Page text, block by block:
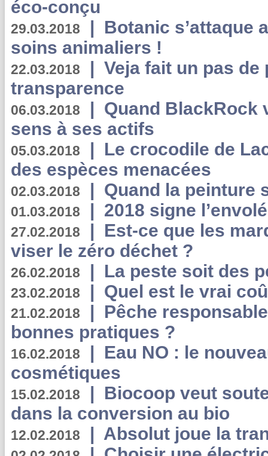
éco-conçu
29.03.2018 | Botanic s’attaque
soins animaliers !
22.03.2018 | Veja fait un pas de
transparence
06.03.2018 | Quand BlackRock
sens à ses actifs
05.03.2018 | Le crocodile de
des espèces menacées
02.03.2018 | Quand la peinture
01.03.2018 | 2018 signe
27.02.2018 | Est-ce que les
viser le zéro déchet ?
26.02.2018 | La peste soit des
23.02.2018 | Quel est le vrai
21.02.2018 | Pêche
bonnes pratiques ?
16.02.2018 | Eau NO : le
cosmétiques
15.02.2018 | Biocoop veut
dans la conversion au bio
12.02.2018 | Absolut joue la